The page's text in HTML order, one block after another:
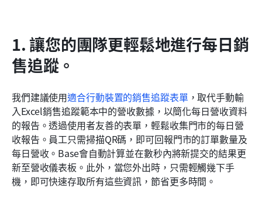
1. 讓您的團隊更輕鬆地進行每日銷
售追蹤。
我們建議使用適合行動裝置的銷售追蹤表單 ，取代手動輸
入Excel銷售追蹤範本中的營收數據，以簡化每日營收資料
的報告。透過使用者友善的表單，輕鬆收集門市的每日營
收報告。員工只需掃描QR碼，即可回報門市的訂單數量及
每日營收。Base會自動計算並在數秒內將新提交的結果更
新至營收儀表板。此外，當您外出時，只需輕觸幾下手
機，即可快速存取所有這些資訊，節省更多時間。